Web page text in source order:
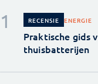
RECENSIE ENERGIE
Praktische gids
thuisbatterijen